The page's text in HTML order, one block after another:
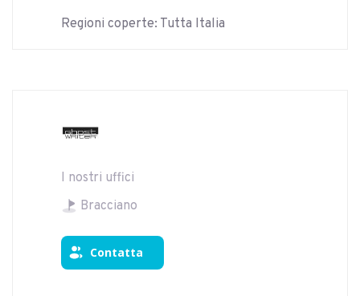
Regioni coperte: Tutta Italia
I nostri uffici
Bracciano
Contatta